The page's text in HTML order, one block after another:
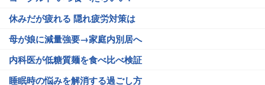
休みだが疲れる 隠れ疲労対策は
母が娘に減量強要→家庭内別居へ
内科医が低糖質麺を食べ比べ検証
睡眠時の悩みを解消する過ごし方